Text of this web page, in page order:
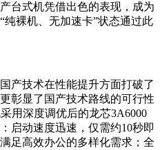
台式机凭借出色的表现，成为
裸机、无加速卡”状态通过此
产技术在性能提升方面打破了
彰显了国产技术路线的可行性
用深度调优后的龙芯3A6000
启动速度迅速，仅需约10秒即
足高效办公的多样化需求；全